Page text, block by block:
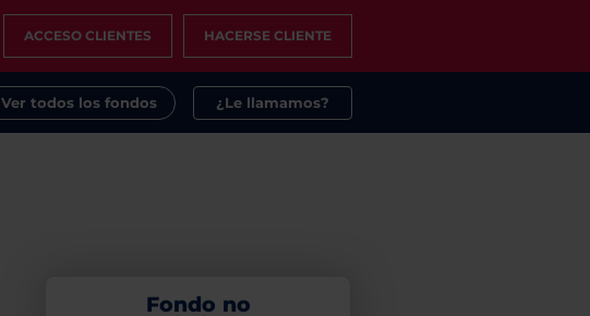
ACCESO CLIENTES HACERSE CLIENTE
Ver todos los fondos ¿Le llamamos?
Fondo no